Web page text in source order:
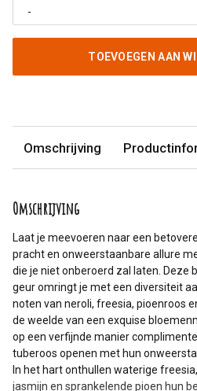
TOEVOEGEN AAN
Omschrijving
Omschrijving
Laat je meevoeren naar een
pracht en onweerstaanbare allure
die je niet onberoerd zal laten. Deze
geur omringt je met een diversiteit
noten van neroli, freesia, pioenroos
de weelde van een exquise
op een verfijnde manier
tuberoos openen met hun
In het hart onthullen waterige
jasmijn en sprankelende pioen hun